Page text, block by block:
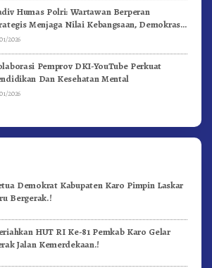
Humas Polri: Wartawan Berperan
Menjaga Nilai Kebangsaan, Demokrasi,
NKRI
2026
Pemprov DKI-YouTube Perkuat
Dan Kesehatan Mental
2026
Demokrat Kabupaten Karo Pimpin Laskar
Bergerak.!
HUT RI Ke-81 Pemkab Karo Gelar
Jalan Kemerdekaan.!